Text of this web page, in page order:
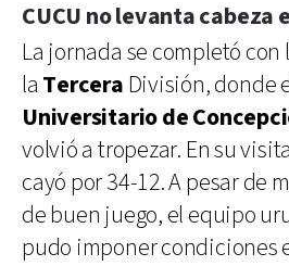
CUCU no levanta cabeza
La jornada se completó con
la Tercera División, donde
Universitario de
volvió a tropezar. En su
cayó por 34-12. A pesar de
de buen juego, el equipo
pudo imponer condiciones